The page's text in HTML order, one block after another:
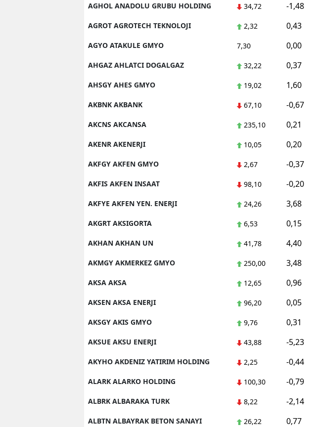
AGHOL ANADOLU GRUBU HOLDING 34,72 -1,48
AGROT AGROTECH TEKNOLOJI 2,32 0,43
AGYO ATAKULE GMYO 7,30 0,00
AHGAZ AHLATCI DOGALGAZ 32,22 0,37
AHSGY AHES GMYO 19,02 1,60
AKBNK AKBANK 67,10 -0,67
AKCNS AKCANSA 235,10 0,21
AKENR AKENERJI 10,05 0,20
AKFGY AKFEN GMYO 2,67 -0,37
AKFIS AKFEN INSAAT 98,10 -0,20
AKFYE AKFEN YEN. ENERJI 24,26 3,68
AKGRT AKSIGORTA 6,53 0,15
AKHAN AKHAN UN 41,78 4,40
AKMGY AKMERKEZ GMYO 250,00 3,48
AKSA AKSA 12,65 0,96
AKSEN AKSA ENERJI 96,20 0,05
AKSGY AKIS GMYO 9,76 0,31
AKSUE AKSU ENERJI 43,88 -5,23
AKYHO AKDENIZ YATIRIM HOLDING 2,25 -0,44
ALARK ALARKO HOLDING 100,30 -0,79
ALBRK ALBARAKA TURK 8,22 -2,14
ALBTN ALBAYRAK BETON SANAYI 26,22 0,77